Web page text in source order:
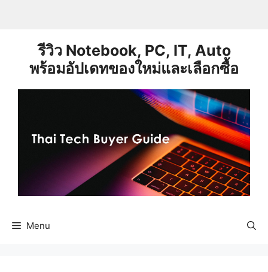
รีวิว Notebook, PC, IT, Auto
พร้อมอัปเดทของใหม่และเลือกซื้อ
Menu